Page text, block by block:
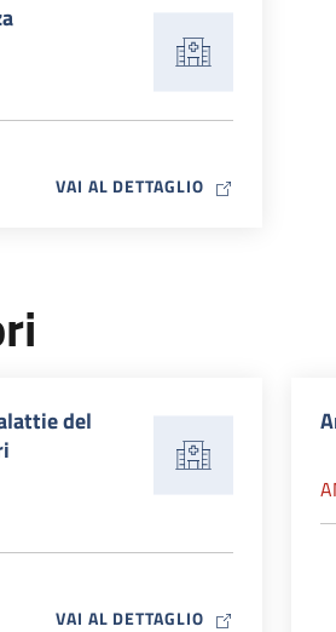
VAI AL DETTAGLIOMAP ICON
del
VAI AL DETTAGLIOMAP ICON